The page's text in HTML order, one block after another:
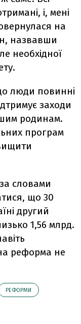
і, мені
на
назвавши
необхідної
люди повинні
заходи
родинам.
програм
словами
що 30
другий
1,56 млрд.
реформа не
РЕФОРМИ